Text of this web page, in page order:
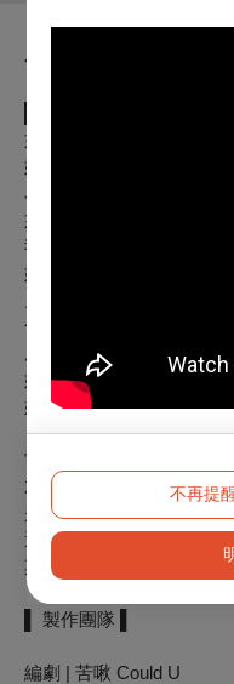
不再提
節目介紹
如果有一天我離世了，陪
她會被當成垃圾丟掉嗎？
為了幫嘟嘟續命、找到
如果她夠紅、夠受歡迎，
我決定把她變成明星！但
她說從出生開始，她就一
色裡。
所有人都在透過她說話，
她累了，她不想再討好任
娃。
當被喜歡成為生存條件，
才是真正被操控的人？
是一隻被抱在懷裡幾十年
還是始終不肯放手的人類？
其實真正害怕被遺忘的不
▌ 製作團隊 ▌
編劇 | 苦啾 Could U